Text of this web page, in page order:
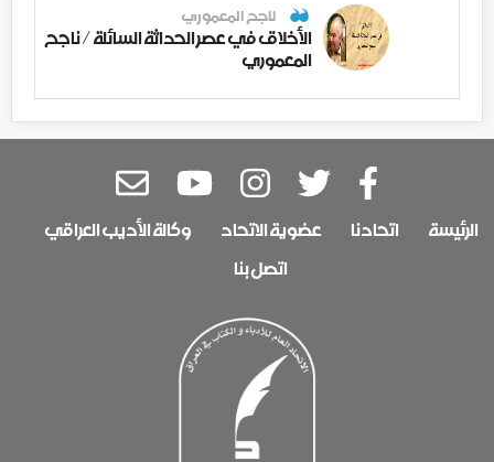
ناجح المعموري
الأخلاق في عصر الحداثة السائلة / ناجح
المعموري
الرئيسة اتحادنا عضوية الاتحاد
وكالة الأديب العراقي
اتصل بنا